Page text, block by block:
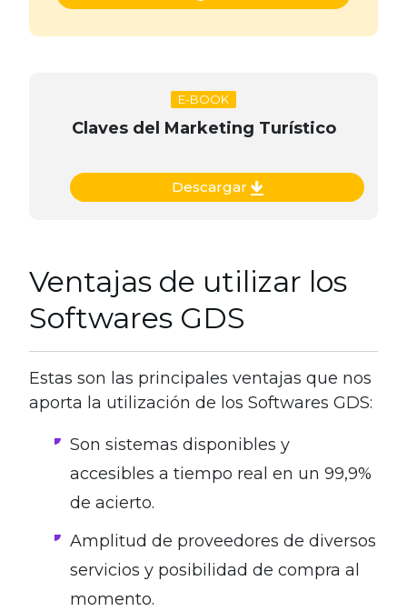
E-BOOK
Claves del Marketing Turístico
Descargar
Ventajas de utilizar los
Softwares GDS
Estas son las principales ventajas que nos
aporta la utilización de los Softwares GDS:
Son sistemas disponibles y
accesibles a tiempo real en un 99,9%
de acierto.
Amplitud de proveedores de diversos
servicios y posibilidad de compra al
momento.